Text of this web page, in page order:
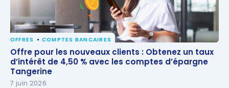
Offre pour les nouveaux clients : Obtenez un taux
d’intérêt de 4,50 % avec les comptes d’épargne
Tangerine
OFFRES COMPTES BANCAIRES
Offre pour les nouveaux clients : Obtenez un taux
d’intérêt de 4,50 % avec les comptes d’épargne
Tangerine
7 juin 2026